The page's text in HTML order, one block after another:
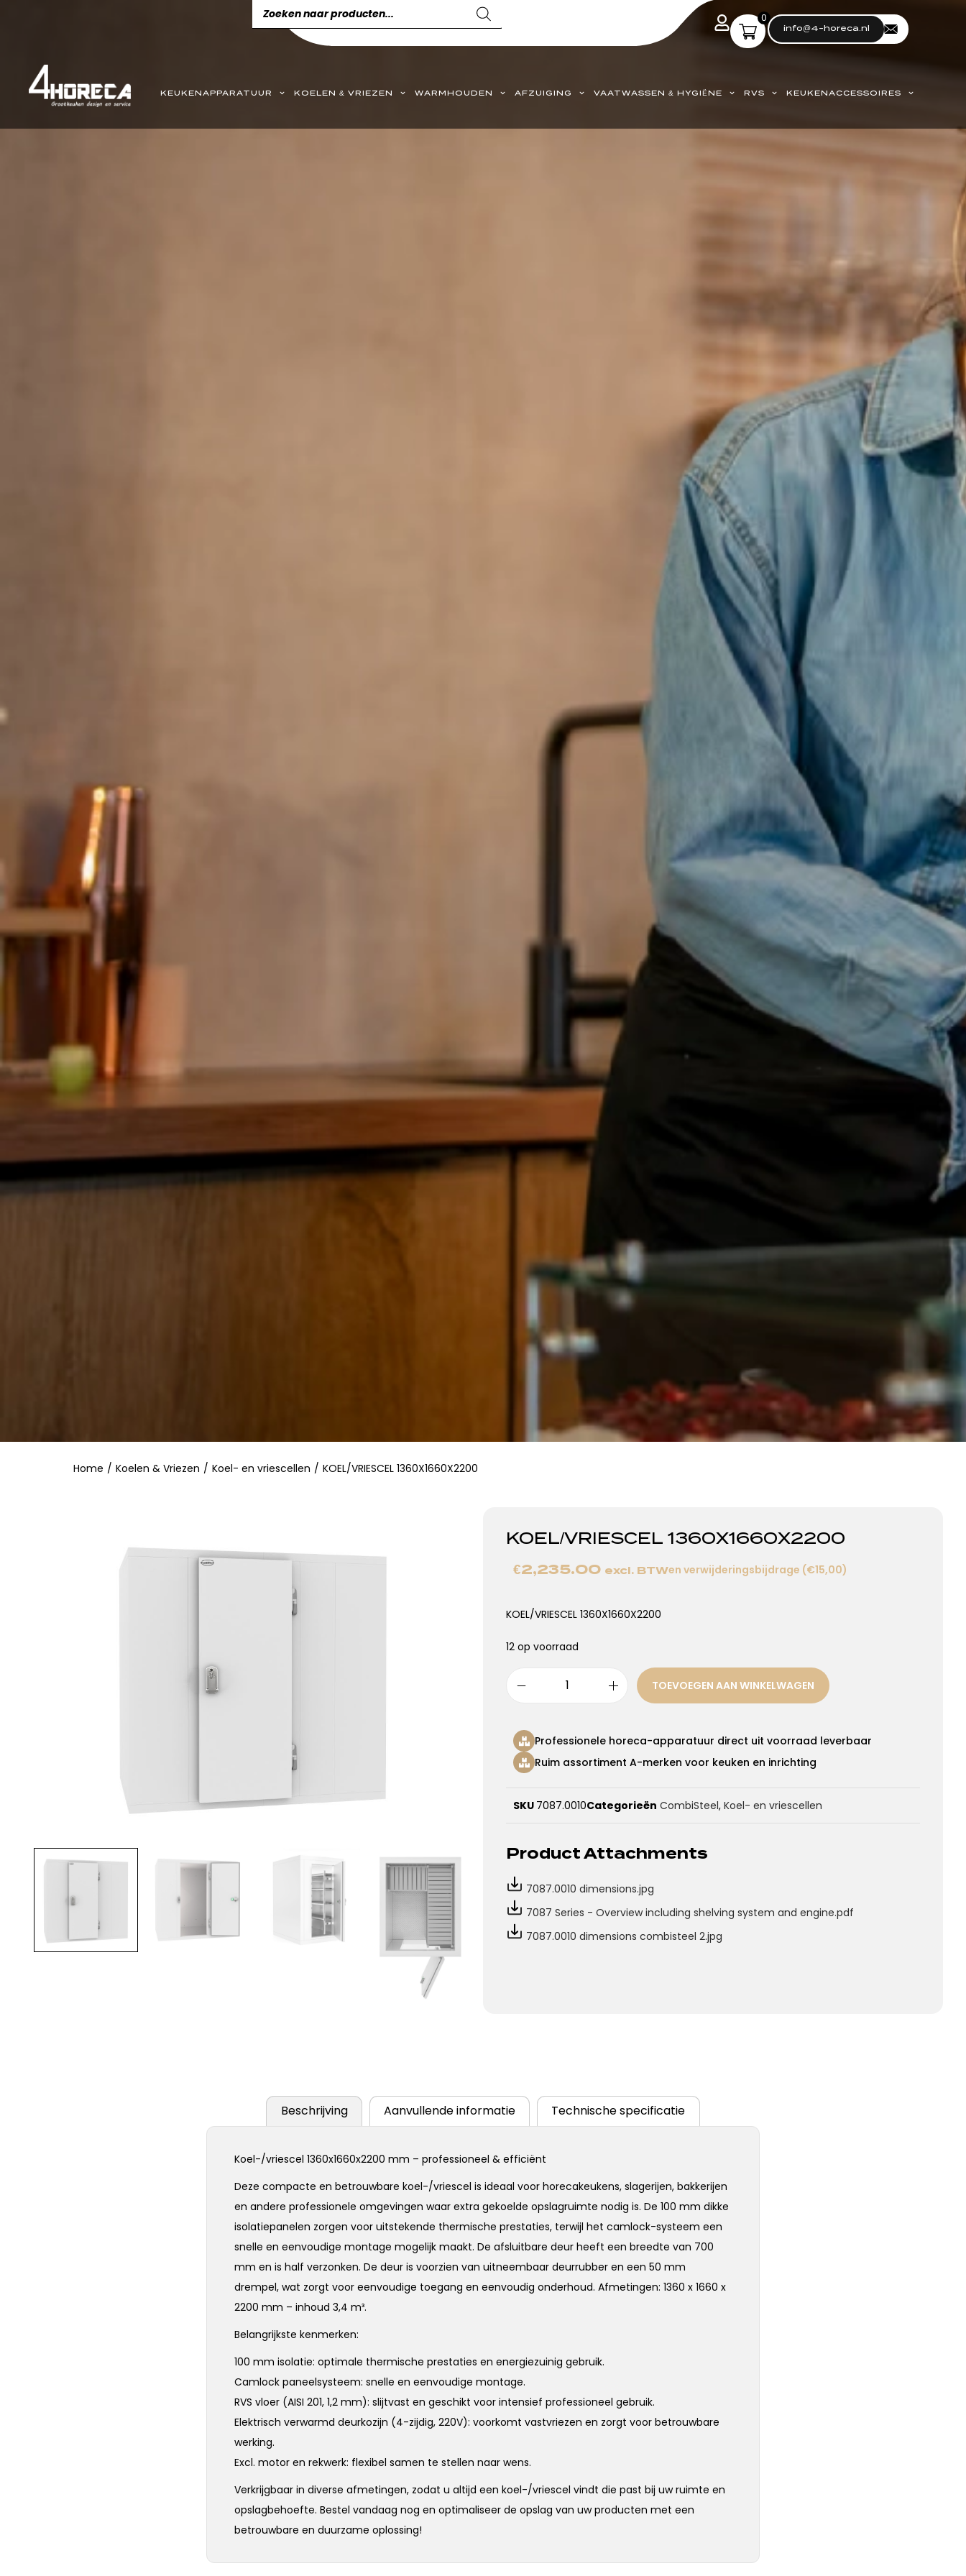
0
info@4-horeca.nl
KEUKENAPPARATUUR KOELEN & VRIEZEN WARMHOUDEN AFZUIGING VAATWASSEN & HYGIËNE RVS KEUKENACCESSOIRES
Home / Koelen & Vriezen / Koel- en vriescellen / KOEL/VRIESCEL 1360X1660X2200
KOEL/VRIESCEL 1360X1660X2200
€2,235.00 excl. BTWen verwijderingsbijdrage (€15,00)
KOEL/VRIESCEL 1360X1660X2200
12 op voorraad
TOEVOEGEN AAN WINKELWAGEN
Professionele horeca-apparatuur direct uit voorraad leverbaar
Ruim assortiment A-merken voor keuken en inrichting
SKU 7087.0010Categorieën CombiSteel, Koel- en vriescellen
Product Attachments
7087.0010 dimensions.jpg
7087 Series - Overview including shelving system and engine.pdf
7087.0010 dimensions combisteel 2.jpg
Beschrijving Aanvullende informatie Technische specificatie
Koel-/vriescel 1360x1660x2200 mm – professioneel & efficiënt
Deze compacte en betrouwbare koel-/vriescel is ideaal voor horecakeukens, slagerijen, bakkerijen
en andere professionele omgevingen waar extra gekoelde opslagruimte nodig is. De 100 mm dikke
isolatiepanelen zorgen voor uitstekende thermische prestaties, terwijl het camlock-systeem een
snelle en eenvoudige montage mogelijk maakt. De afsluitbare deur heeft een breedte van 700
mm en is half verzonken. De deur is voorzien van uitneembaar deurrubber en een 50 mm
drempel, wat zorgt voor eenvoudige toegang en eenvoudig onderhoud. Afmetingen: 1360 x 1660 x
2200 mm – inhoud 3,4 m³.
Belangrijkste kenmerken:
100 mm isolatie: optimale thermische prestaties en energiezuinig gebruik.
Camlock paneelsysteem: snelle en eenvoudige montage.
RVS vloer (AISI 201, 1,2 mm): slijtvast en geschikt voor intensief professioneel gebruik.
Elektrisch verwarmd deurkozijn (4-zijdig, 220V): voorkomt vastvriezen en zorgt voor betrouwbare
werking.
Excl. motor en rekwerk: flexibel samen te stellen naar wens.
Verkrijgbaar in diverse afmetingen, zodat u altijd een koel-/vriescel vindt die past bij uw ruimte en
opslagbehoefte. Bestel vandaag nog en optimaliseer de opslag van uw producten met een
betrouwbare en duurzame oplossing!